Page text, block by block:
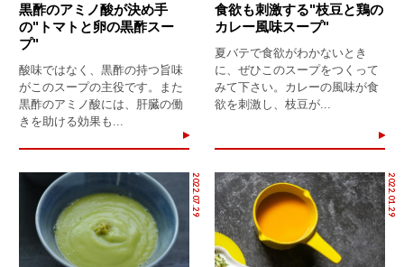
黒酢のアミノ酸が決め手
の"トマトと卵の黒酢スー
プ"
酸味ではなく、黒酢の持つ旨味
がこのスープの主役です。また
黒酢のアミノ酸には、肝臓の働
きを助ける効果も...
食欲も刺激する"枝豆と鶏の
カレー風味スープ"
夏バテで食欲がわかないとき
に、ぜひこのスープをつくって
みて下さい。カレーの風味が食
欲を刺激し、枝豆が...
2022.07.29 2022.01.29